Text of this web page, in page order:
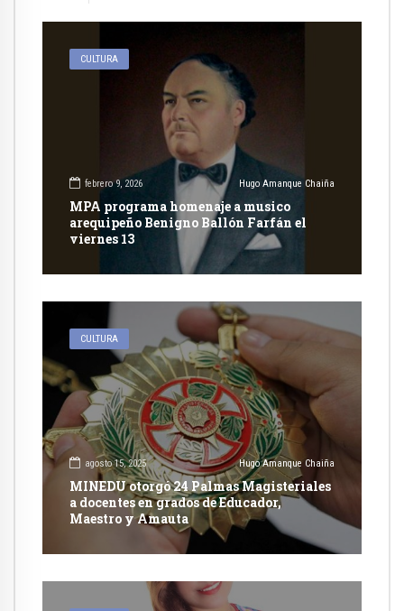
CULTURA
febrero 9, 2026 Hugo Amanque Chaiña
MPA programa homenaje a musico
arequipeño Benigno Ballón Farfán el
viernes 13
CULTURA
agosto 15, 2025 Hugo Amanque Chaiña
MINEDU otorgó 24 Palmas Magisteriales
a docentes en grados de Educador,
Maestro y Amauta